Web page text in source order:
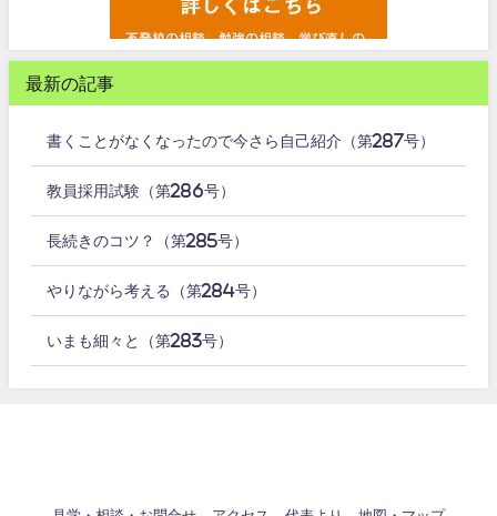
最新の記事
書くことがなくなったので今さら自己紹介（第287号）
教員採用試験（第286号）
長続きのコツ？（第285号）
やりながら考える（第284号）
いまも細々と（第283号）